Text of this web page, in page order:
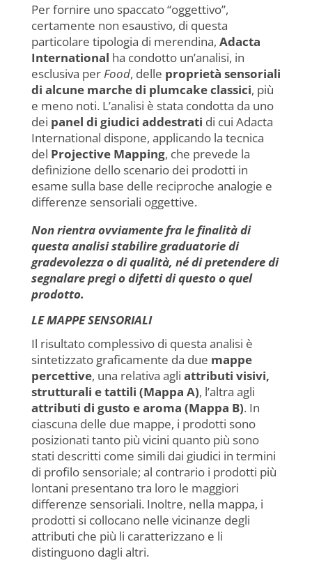
Per fornire uno spaccato “oggettivo”,
certamente non esaustivo, di questa
particolare tipologia di merendina, Adacta
International ha condotto un’analisi, in
esclusiva perFood, delle proprietà sensoriali
di alcune marche di plumcakeclassici, più
e meno noti. L’analisi è stata condotta da uno
dei panel di giudici addestrati di cui Adacta
International dispone, applicando la tecnica
del Projective Mapping, che prevede la
definizione dello scenario dei prodotti in
esame sulla base delle reciproche analogie e
differenze sensoriali oggettive.
Non rientra ovviamente fra le finalità di
questa analisi stabilire graduatorie di
gradevolezza o di qualità, né di pretendere di
segnalare pregi o difetti di questo o quel
prodotto.
LE MAPPE SENSORIALI
Il risultato complessivo di questa analisi è
sintetizzato graficamente da due mappe
percettive, una relativa agli attributi visivi,
strutturali e tattili (Mappa A), l’altra agli
attributi di gusto e aroma (Mappa B). In
ciascuna delle due mappe, i prodotti sono
posizionati tanto più vicini quanto più sono
stati descritti come simili dai giudici in termini
di profilo sensoriale; al contrario i prodotti più
lontani presentano tra loro le maggiori
differenze sensoriali. Inoltre, nella mappa, i
prodotti si collocano nelle vicinanze degli
attributi che più li caratterizzano e li
distinguono dagli altri.